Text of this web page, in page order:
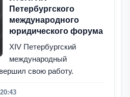
Петербургского
международного
юридического форума
XIV Петербургский
международный
свою работу.